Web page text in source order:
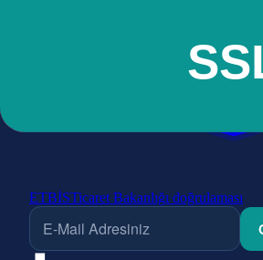
ETBİSTicaret Bakanlığı doğrulaması